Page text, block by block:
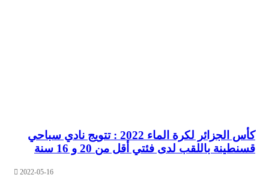
كأس الجزائر لكرة الماء 2022 : تتويج نادي سباحي
باللقب لدى فئتي أقل من 20 و 16 سنة
2022-05-16